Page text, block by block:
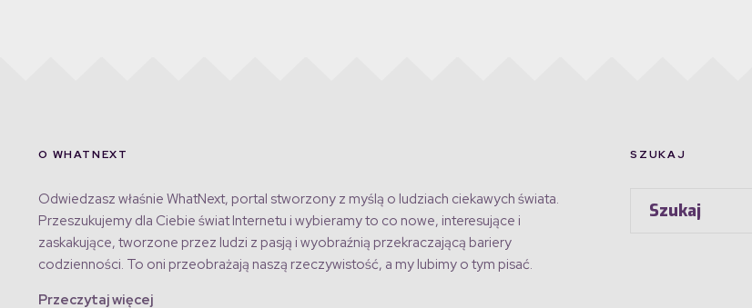
O WHATNEXT
Odwiedzasz właśnie WhatNext, portal stworzony z myślą o ludziach ciekawych świata.
Przeszukujemy dla Ciebie świat Internetu i wybieramy to co nowe, interesujące i
zaskakujące, tworzone przez ludzi z pasją i wyobraźnią przekraczającą bariery
codzienności. To oni przeobrażają naszą rzeczywistość, a my lubimy o tym pisać.
Przeczytaj więcej
SZUKAJ